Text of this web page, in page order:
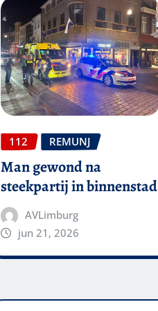
112 REMUNJ
Man gewond na
steekpartij in binnenstad
AVLimburg
jun 21, 2026